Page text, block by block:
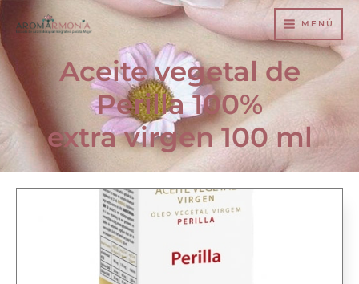
contenido
MENÚ
Aceite vegetal de
Perilla 100%
extra virgen 100 ml